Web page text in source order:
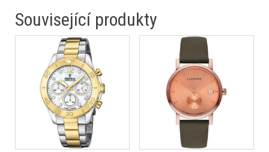
Související produkty